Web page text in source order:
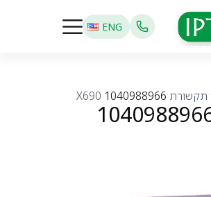
ENG
תקשורת X690 1040988966